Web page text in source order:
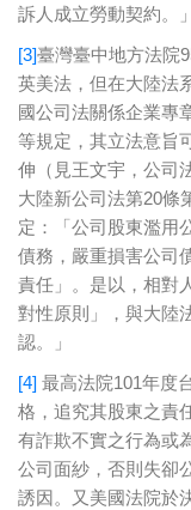
訴人成立勞動契約。」
[3]臺灣臺中地方法院
英美法，但在大陸法
國公司法關係企業專
等規定，其立法意旨
伸（見王文宇，公司
大陸新公司法第20條
定：「公司股東濫用
債務，嚴重損害公司
責任」。是以，相對
對性原則」，與大陸
認。」
[4] 最高法院101年度
格，追究其股東之責
有詐欺不實之行為或
公司面紗，否則失卻
誘因。又美國法院於